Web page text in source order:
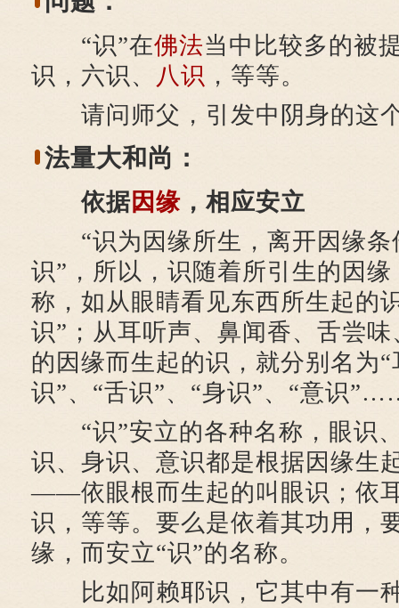
“识”在佛法当中比较多的被
识，六识、 八识 ，等等。
请问师父，引发中阴身的这个
法量大和尚：
依据因缘 ，相应安立
“识为因缘所生，离开因缘条
识”，所以，识随着所引生的因
称，如从眼睛看见东西所生起的
识”；从耳听声、鼻闻香、舌尝
的因缘而生起的识，就分别名为“
识”、“舌识”、“身识”、“意识
“识”安立的各种名称，眼识
识、身识、意识都是根据因缘生
——依眼根而生起的叫眼识；依
识，等等。要么是依着其功用，
缘，而安立“识”的名称。
比如阿赖耶识，它其中有一